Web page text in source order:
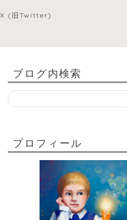
X (旧Twitter)
ブログ内検索
プロフィール